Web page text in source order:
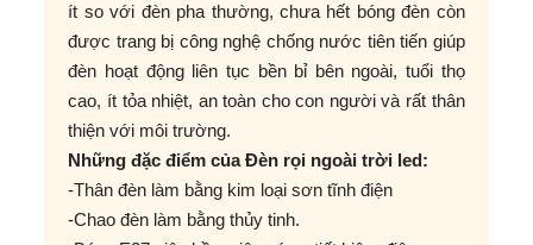
ít so với đèn pha thường, chưa hết bóng đèn còn
được trang bị công nghệ chống nước tiên tiến giúp
đèn hoạt động liên tục bền bỉ bên ngoài, tuổi thọ
cao, ít tỏa nhiệt, an toàn cho con người và rất thân
thiện với môi trường.
Những đặc điểm của Đèn rọi ngoài trời led:
-Thân đèn làm bằng kim loại sơn tĩnh điện
-Chao đèn làm bằng thủy tinh.